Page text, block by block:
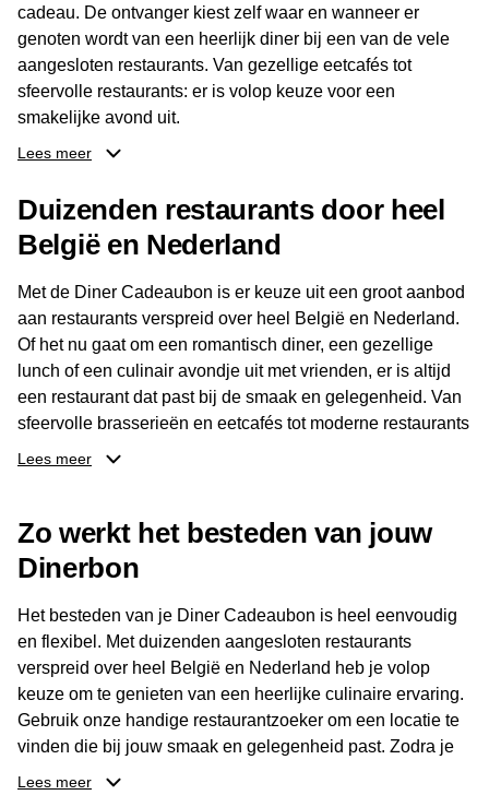
cadeau. De ontvanger kiest zelf waar en wanneer er
genoten wordt van een heerlijk diner bij een van de vele
aangesloten restaurants. Van gezellige eetcafés tot
sfeervolle restaurants: er is volop keuze voor een
smakelijke avond uit.
ontvanger eenvoudig een locatie kiezen die past bij de
smaak en gelegenheid. Zo geeft de Diner Cadeaubon niet
alleen een diner, maar ook een gezellig moment om
Lees meer
Duizenden restaurants door heel
België en Nederland
Met de Diner Cadeaubon is er keuze uit een groot aanbod
aan restaurants verspreid over heel België en Nederland.
Of het nu gaat om een romantisch diner, een gezellige
lunch of een culinair avondje uit met vrienden, er is altijd
een restaurant dat past bij de smaak en gelegenheid. Van
sfeervolle brasserieën en eetcafés tot moderne restaurants
en gastronomische locaties: er is voor ieder wat wils.
buurt, bijvoorbeeld in Brussel, Antwerpen, Gent of Brugge.
De ontvanger kiest zelf waar en wanneer er wordt genoten
van deze culinaire ervaring. Zo is de Diner Cadeaubon
niet alleen een diner, maar een bijzondere belevenis.
Lees meer
Zo werkt het besteden van jouw
Dinerbon
Het besteden van je Diner Cadeaubon is heel eenvoudig
en flexibel. Met duizenden aangesloten restaurants
verspreid over heel België en Nederland heb je volop
keuze om te genieten van een heerlijke culinaire ervaring.
Gebruik onze handige restaurantzoeker om een locatie te
vinden die bij jouw smaak en gelegenheid past. Zodra je
je keuze hebt gemaakt, kun je eenvoudig reserveren en na
Lees meer